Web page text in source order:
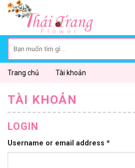
Skip
for:
Trang chủ Tài khoản
TÀI KHOẢN
LOGIN
Username or email address *